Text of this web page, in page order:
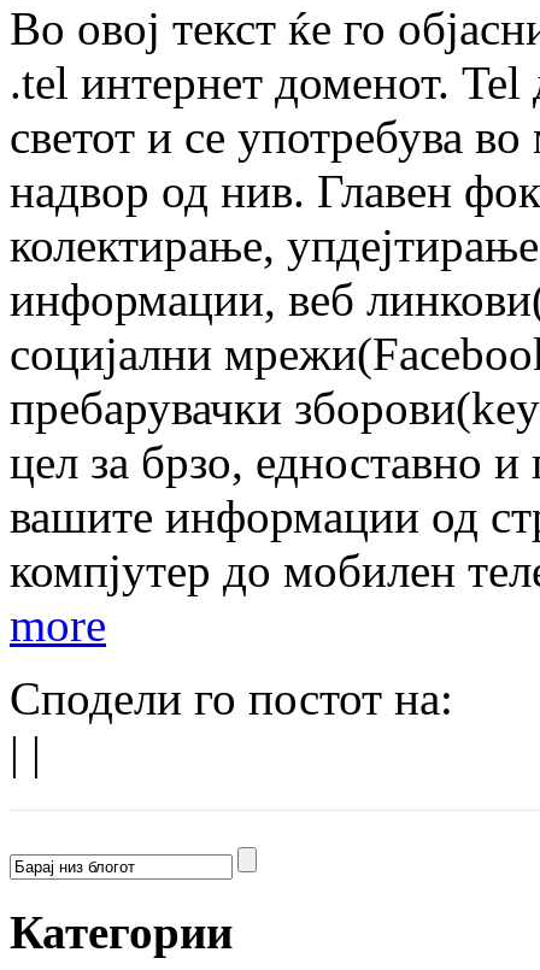
Во овој текст ќе го
.tel интернет доменот. Tel
светот и се употребува
надвор од нив. Главен
колектирање,
информации, веб
социјални
пребарувачки
цел за брзо, едноставно
вашите информации од
компјутер до мобилен
more
Сподели го постот на:
| |
Категории